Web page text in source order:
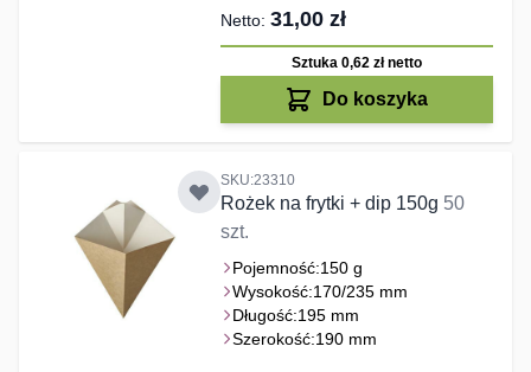
31,00 zł
Sztuka 0,62 złnetto
Do koszyka
SKU:23310
Rożek na frytki + dip 150g 50
szt.
Pojemność:150 g
Wysokość:170/235 mm
Długość:195 mm
Szerokość:190 mm